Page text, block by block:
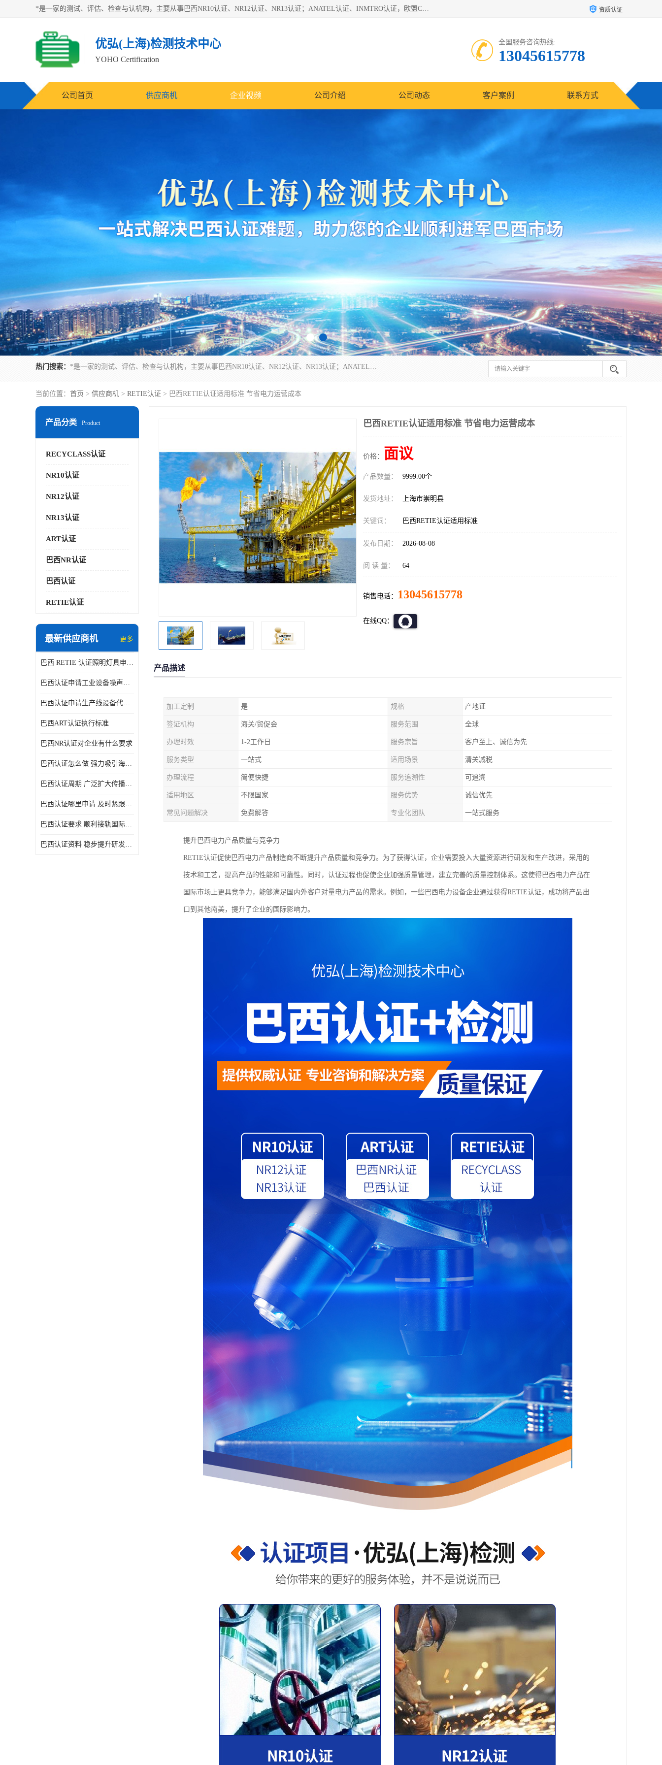
*是一家的测试、评估、检查与认机构，主要从事巴西NR10认证、NR12认证、NR13认证；ANATEL认证、INMTRO认证，欧盟CE认证：MD认证，PED认证，MID认证，ATEX认证，德国蓝色天使认证。 资质认证
优弘(上海)检测技术中心
YOHO Certification
全国服务咨询热线:
13045615778
公司首页 供应商机 企业视频 公司介绍 公司动态 客户案例 联系方式
热门搜索： *是一家的测试、评估、检查与认机构，主要从事巴西NR10认证、NR12认证、NR13认证；ANATEL认证、INMTRO认证，欧盟CE认证：MD认证，PED认证，MID认证，ATEX认证，德国蓝色天使认证。
当前位置： 首页 > 供应商机 > RETIE认证 > 巴西RETIE认证适用标准 节省电力运营成本
产品分类 Product
RECYCLASS认证
NR10认证
NR12认证
NR13认证
ART认证
巴西NR认证
巴西认证
RETIE认证
最新供应商机 更多
巴西 RETIE 认证照明灯具申请 RETIE 认证
巴西认证申请工业设备噪声控制认证规范
巴西认证申请生产线设备代理机构选择
巴西ART认证执行标准
巴西NR认证对企业有什么要求
巴西认证怎么做 强力吸引海外投资
巴西认证周期 广泛扩大传播范围
巴西认证哪里申请 及时紧跟法规变化
巴西认证要求 顺利接轨国际规范
巴西认证资料 稳步提升研发能力
巴西RETIE认证适用标准 节省电力运营成本
价格： 面议
产品数量： 9999.00个
发货地址： 上海市崇明县
关键词： 巴西RETIE认证适用标准
发布日期： 2026-08-08
阅 读 量： 64
销售电话： 13045615778
在线QQ：
产品描述
加工定制 是 规格 产地证
签证机构 海关/贸促会 服务范围 全球
办理时效 1-2工作日 服务宗旨 客户至上、诚信为先
服务类型 一站式 适用场景 清关减税
办理流程 简便快捷 服务追溯性 可追溯
适用地区 不限国家 服务优势 诚信优先
常见问题解决 免费解答 专业化团队 一站式服务
提升巴西电力产品质量与竞争力
RETIE认证促使巴西电力产品制造商不断提升产品质量和竞争力。为了获得认证，企业需要投入大量资源进行研发和生产改进，采用的
技术和工艺，提高产品的性能和可靠性。同时，认证过程也促使企业加强质量管理，建立完善的质量控制体系。这使得巴西电力产品在
国际市场上更具竞争力，能够满足国内外客户对量电力产品的需求。例如，一些巴西电力设备企业通过获得RETIE认证，成功将产品出
口到其他南美，提升了企业的国际影响力。